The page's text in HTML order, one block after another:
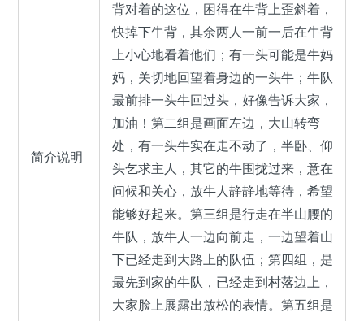
简介说明
背对着的这位，困得在牛背上歪斜着，
快掉下牛背，其余两人一前一后在牛背
上小心地看着他们；有一头可能是牛妈
妈，关切地回望着身边的一头牛；牛队
最前排一头牛回过头，好像告诉大家，
加油！第二组是画面左边，大山转弯
处，有一头牛实在走不动了，半卧、仰
头乞求主人，其它的牛围拢过来，意在
问候和关心，放牛人静静地等待，希望
能够好起来。第三组是行走在半山腰的
牛队，放牛人一边向前走，一边望着山
下已经走到大路上的队伍；第四组，是
最先到家的牛队，已经走到村落边上，
大家脸上展露出放松的表情。第五组是